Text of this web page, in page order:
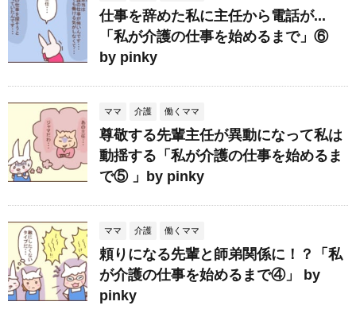
仕事を辞めた私に主任から電話が...
「私が介護の仕事を始めるまで」⑥
by pinky
ママ 介護 働くママ
尊敬する先輩主任が異動になって私は
動揺する「私が介護の仕事を始めるま
で⑤ 」by pinky
ママ 介護 働くママ
頼りになる先輩と師弟関係に！？「私
が介護の仕事を始めるまで④」 by
pinky